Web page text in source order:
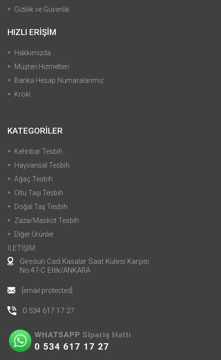
Gizlilik ve Güvenlik
HIZLI ERİŞİM
Hakkımızda
Müşteri Hizmetleri
Banka Hesap Numaralarımız
Kroki
KATEGORİLER
Kehribar Tesbih
Hayvansal Tesbih
Ağaç Tesbih
Oltu Taşı Tesbih
Doğal Taş Tesbih
Zaza/Maskot Tesbih
Diğer Ürünler
İLETİŞİM
Giresun Cad.Kasalar Saat Kulesi Karşısı
No:47-C Etlik/ANKARA
[email protected]
0 534 617 17 27